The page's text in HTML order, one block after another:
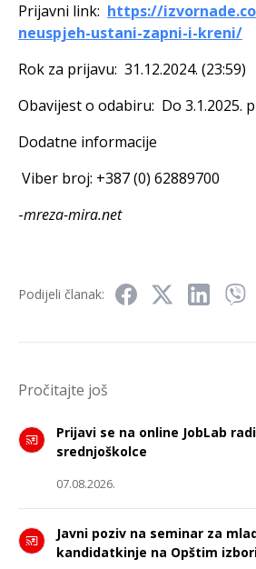
Prijavni link: https://
neuspjeh-ustani-zapni-i-kreni/
Rok za prijavu: 31.12.2024. (23:59)
Obavijest o odabiru: Do 3.1.2025.
Dodatne informacije
Viber broj: +387 (0) 62889700
-mreza-mira.net
Podijeli članak:
Pročitajte još
Prijavi se na online JobLab
srednjoškolce
07.08.2026.
Javni poziv na seminar za
kandidatkinje na Opštim